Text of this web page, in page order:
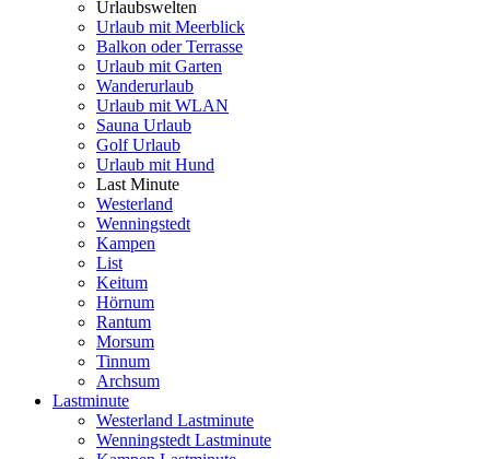
Urlaubswelten
Urlaub mit Meerblick
Balkon oder Terrasse
Urlaub mit Garten
Wanderurlaub
Urlaub mit WLAN
Sauna Urlaub
Golf Urlaub
Urlaub mit Hund
Last Minute
Westerland
Wenningstedt
Kampen
List
Keitum
Hörnum
Rantum
Morsum
Tinnum
Archsum
Lastminute
Westerland Lastminute
Wenningstedt Lastminute